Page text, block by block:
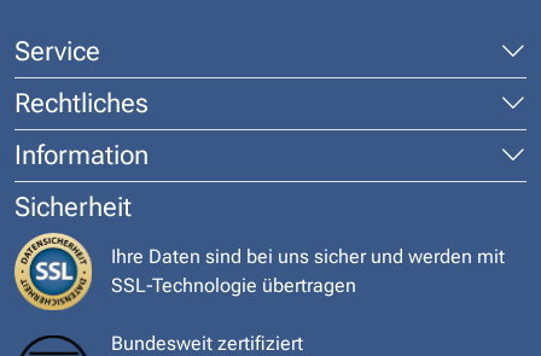
Service
Rechtliches
Information
Sicherheit
Ihre Daten sind bei uns sicher und werden mit
SSL-Technologie übertragen
Bundesweit zertifiziert